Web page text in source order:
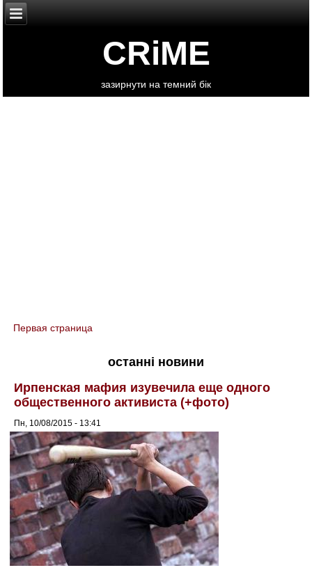
CRiME
зазирнути на темний бік
You are here
Первая страница
останні новини
Ирпенская мафия изувечила еще одного
общественного активиста (+фото)
Пн, 10/08/2015 - 13:41